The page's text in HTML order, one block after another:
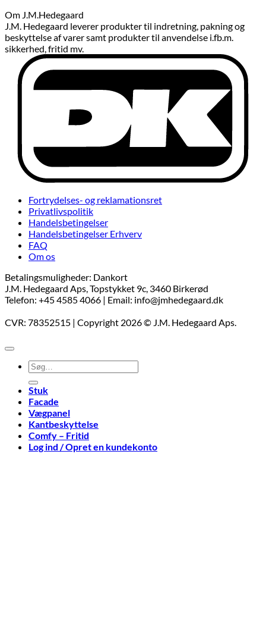
Om J.M.Hedegaard
J.M. Hedegaard leverer produkter til indretning, pakning og
beskyttelse af varer samt produkter til anvendelse i.fb.m.
sikkerhed, fritid mv.
Fortrydelses- og reklamationsret
Privatlivspolitik
Handelsbetingelser
Handelsbetingelser Erhverv
FAQ
Om os
Betalingsmuligheder: Dankort
J.M. Hedegaard Aps, Topstykket 9c, 3460 Birkerød
Telefon: +45 4585 4066 | Email: info@jmhedegaard.dk
CVR: 78352515 | Copyright 2026 © J.M. Hedegaard Aps.
Søg
efter:
Stuk
Facade
Vægpanel
Kantbeskyttelse
Comfy – Fritid
Log ind / Opret en kundekonto